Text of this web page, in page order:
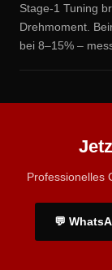
Stage-1 Tuning
Drehmoment.
bei 8–15% –
Professionelles
💬